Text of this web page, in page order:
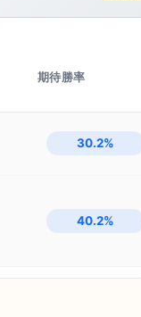
期待勝率
30.2%
40.2%